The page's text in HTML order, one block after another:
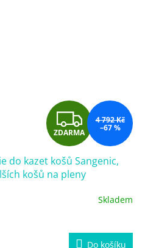
Z
D
A
R
ZDARMA
4 792 Kč
–67 %
do kazet košů Sangenic,
košů na pleny
Skladem
Do košíku